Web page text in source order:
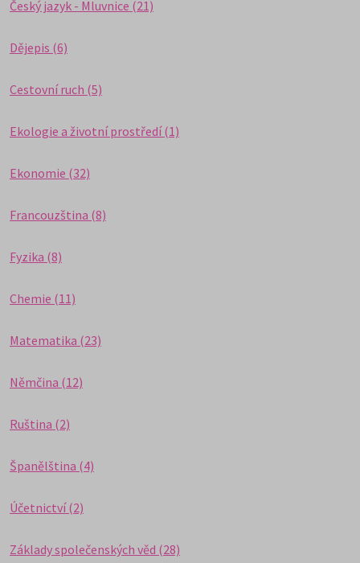
Český jazyk - Mluvnice (21)
Dějepis (6)
Cestovní ruch (5)
Ekologie a životní prostředí (1)
Ekonomie (32)
Francouzština (8)
Fyzika (8)
Chemie (11)
Matematika (23)
Němčina (12)
Ruština (2)
Španělština (4)
Účetnictví (2)
Základy společenských věd (28)